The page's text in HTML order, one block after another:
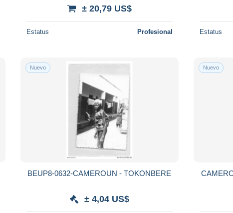
± 20,79 US$
Estatus Profesional Estatus
Nuevo
BEUP8-0632-CAMEROUN - TOKONBERE
± 4,04 US$
Nuevo